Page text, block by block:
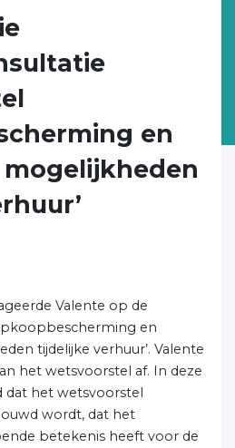
en
Valente op de
en
tijdelijke verhuur’. Valente
het wetsvoorstel af. In deze
dat het wetsvoorstel
wordt, dat het
betekenis heeft voor de